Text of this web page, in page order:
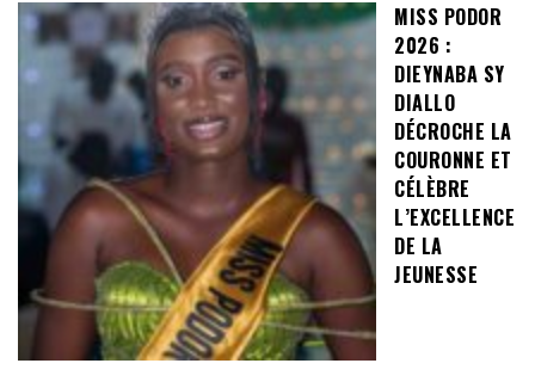
MISS PODOR
2026 :
DIEYNABA SY
DIALLO
DÉCROCHE LA
COURONNE ET
CÉLÈBRE
L’EXCELLENCE
DE LA
JEUNESSE